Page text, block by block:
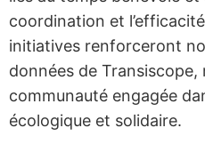
coordination et
initiatives renforceront
données de Transiscope,
communauté engagée
écologique et solidaire.